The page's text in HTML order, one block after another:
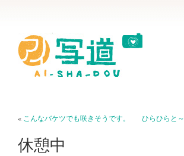
« こんなバケツでも咲きそうです。 ひらひらと～
休憩中